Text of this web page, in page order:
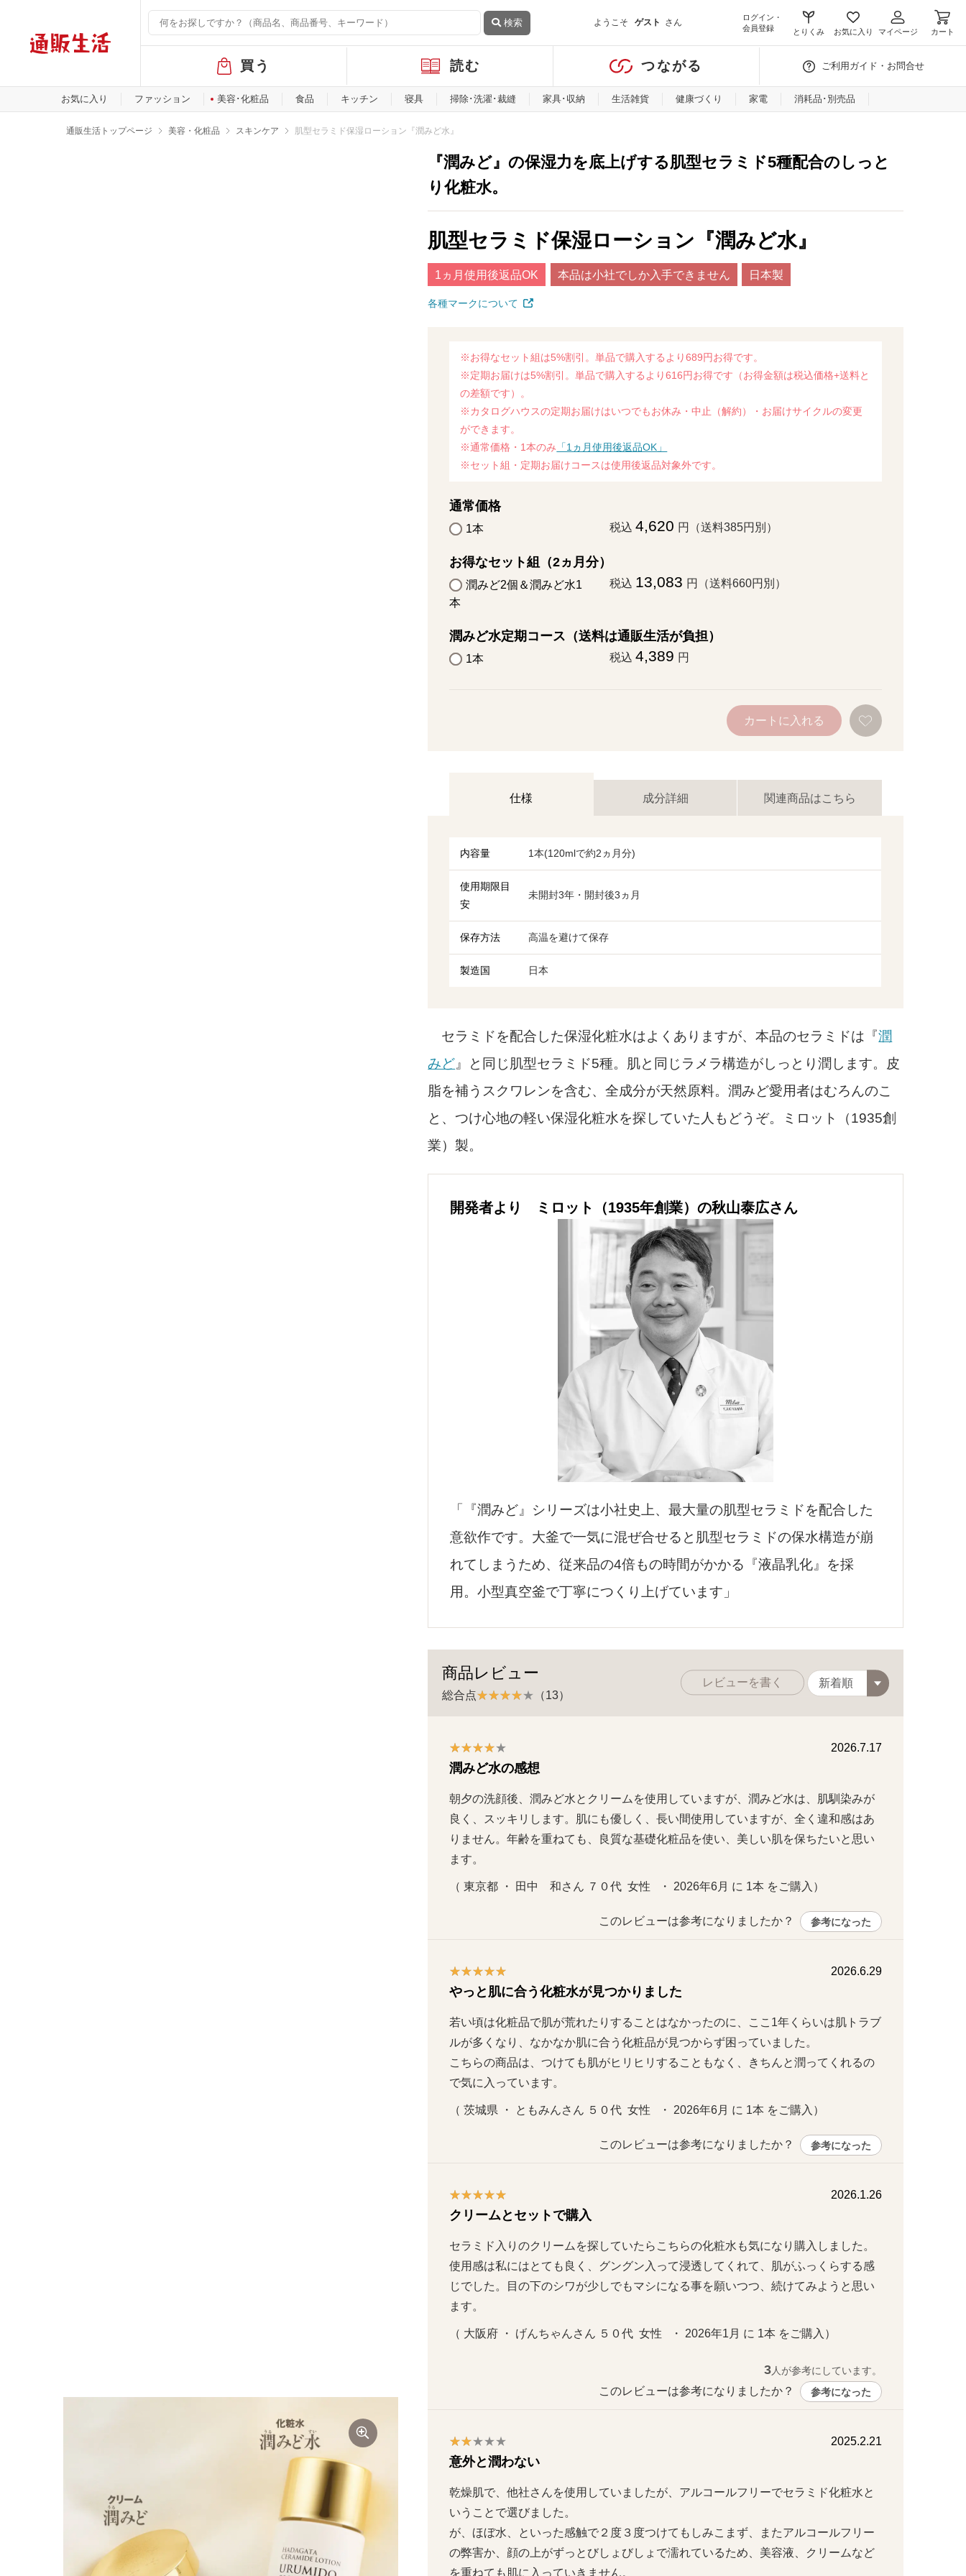
検索 ようこそ ゲスト さん
ログイン・
会員登録
とりくみ お気に入り マイページ カート
バ
ル
メ
買う 読む つながる ご利用ガイド・お問合せ
お気に入り ファッション 美容･化粧品 食品 キッチン 寝具 掃除･洗濯･裁縫 家具･収納 生活雑貨 健康づくり 家電 消耗品･別売品
通販生活トップページ 美容・化粧品 スキンケア 肌型セラミド保湿ローション『潤みど水』
『潤みど』の保湿力を底上げする肌型セラミド5種配合のしっと
り化粧水。
肌型セラミド保湿ローション『潤みど水』
1ヵ月使用後返品OK 本品は小社でしか入手できません 日本製
各種マークについて
※お得なセット組は5%割引。単品で購入するより689円お得です。
※定期お届けは5%割引。単品で購入するより616円お得です（お得金額は税込価格+送料と
の差額です）。
※カタログハウスの定期お届けはいつでもお休み・中止（解約）・お届けサイクルの変更
ができます。
※通常価格・1本のみ 「1ヵ月使用後返品OK」
※セット組・定期お届けコースは使用後返品対象外です。
通常価格
1本 税込 4,620 円（送料385円別）
お得なセット組（2ヵ月分）
潤みど2個＆潤みど水1
本
税込 13,083 円（送料660円別）
潤みど水定期コース（送料は通販生活が負担）
1本 税込 4,389 円
カートに入れる
仕様 成分詳細 関連商品はこちら
内容量 1本(120mlで約2ヵ月分)
使用期限目
安
未開封3年・開封後3ヵ月
保存方法 高温を避けて保存
製造国 日本
セラミドを配合した保湿化粧水はよくありますが、本品のセラミドは『潤
みど 』と同じ肌型セラミド5種。肌と同じラメラ構造がしっとり潤します。皮
脂を補うスクワレンを含む、全成分が天然原料。潤みど愛用者はむろんのこ
と、つけ心地の軽い保湿化粧水を探していた人もどうぞ。ミロット（1935創
業）製。
開発者より ミロット（1935年創業）の秋山泰広さん
「『潤みど』シリーズは小社史上、最大量の肌型セラミドを配合した
意欲作です。大釜で一気に混ぜ合せると肌型セラミドの保水構造が崩
れてしまうため、従来品の4倍もの時間がかかる『液晶乳化』を採
用。小型真空釜で丁寧につくり上げています」
商品レビュー
総合点 （13）
レビューを書く
2026.7.17
潤みど水の感想
朝夕の洗顔後、潤みど水とクリームを使用していますが、潤みど水は、肌馴染みが
良く、スッキリします。肌にも優しく、長い間使用していますが、全く違和感はあ
りません。年齢を重ねても、良質な基礎化粧品を使い、美しい肌を保ちたいと思い
ます。
（ 東京都 ・ 田中　和さん ７０代  女性   ・ 2026年6月 に 1本 をご購入）
このレビューは参考になりましたか？ 参考になった
2026.6.29
やっと肌に合う化粧水が見つかりました
若い頃は化粧品で肌が荒れたりすることはなかったのに、ここ1年くらいは肌トラブ
ルが多くなり、なかなか肌に合う化粧品が見つからず困っていました。
こちらの商品は、つけても肌がヒリヒリすることもなく、きちんと潤ってくれるの
で気に入っています。
（ 茨城県 ・ ともみんさん ５０代  女性   ・ 2026年6月 に 1本 をご購入）
このレビューは参考になりましたか？ 参考になった
2026.1.26
クリームとセットで購入
セラミド入りのクリームを探していたらこちらの化粧水も気になり購入しました。
使用感は私にはとても良く、グングン入って浸透してくれて、肌がふっくらする感
じでした。目の下のシワが少しでもマシになる事を願いつつ、続けてみようと思い
ます。
（ 大阪府 ・ げんちゃんさん ５０代  女性   ・ 2026年1月 に 1本 をご購入）
3人が参考にしています。
このレビューは参考になりましたか？ 参考になった
2025.2.21
意外と潤わない
乾燥肌で、他社さんを使用していましたが、アルコールフリーでセラミド化粧水と
いうことで選びました。
が、ほぼ水、といった感触で２度３度つけてもしみこまず、またアルコールフリー
の弊害か、顔の上がずっとびしょびしょで濡れているため、美容液、クリームなど
を重ねても肌に入っていきません。